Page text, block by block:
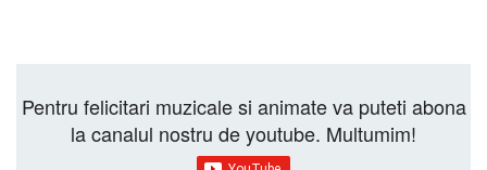
Pentru felicitari muzicale si animate va puteti abona
la canalul nostru de youtube. Multumim!